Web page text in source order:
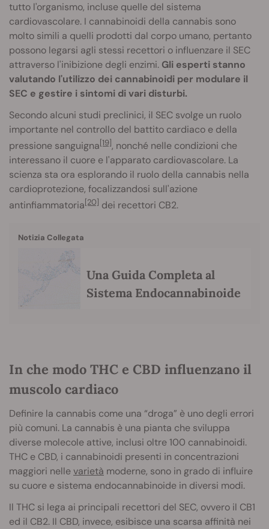
tutto l'organismo, incluse quelle del sistema
cardiovascolare. I cannabinoidi della cannabis sono
molto simili a quelli prodotti dal corpo umano, pertanto
possono legarsi agli stessi recettori o influenzare il SEC
attraverso l'inibizione degli enzimi. Gli esperti stanno
valutando l'utilizzo dei cannabinoidi per modulare il
SEC e gestire i sintomi di vari disturbi.
Secondo alcuni studi preclinici, il SEC svolge un ruolo
importante nel controllo del battito cardiaco e della
pressione sanguigna[19], nonché nelle condizioni che
interessano il cuore e l'apparato cardiovascolare. La
scienza sta ora esplorando il ruolo della cannabis nella
cardioprotezione, focalizzandosi sull'azione
antinfiammatoria[20] dei recettori CB2.
Notizia Collegata
Una Guida Completa al
Sistema Endocannabinoide
In che modo THC e CBD influenzano il
muscolo cardiaco
Definire la cannabis come una “droga” è uno degli errori
più comuni. La cannabis è una pianta che sviluppa
diverse molecole attive, inclusi oltre 100 cannabinoidi.
THC e CBD, i cannabinoidi presenti in concentrazioni
maggiori nellevarietà moderne, sono in grado di influire
su cuore e sistema endocannabinoide in diversi modi.
Il THC si lega ai principali recettori del SEC, ovvero il CB1
ed il CB2. Il CBD, invece, esibisce una scarsa affinità nei